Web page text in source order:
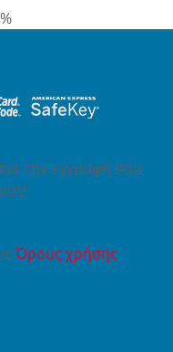
την εγγραφή σου
Όρους χρήσης